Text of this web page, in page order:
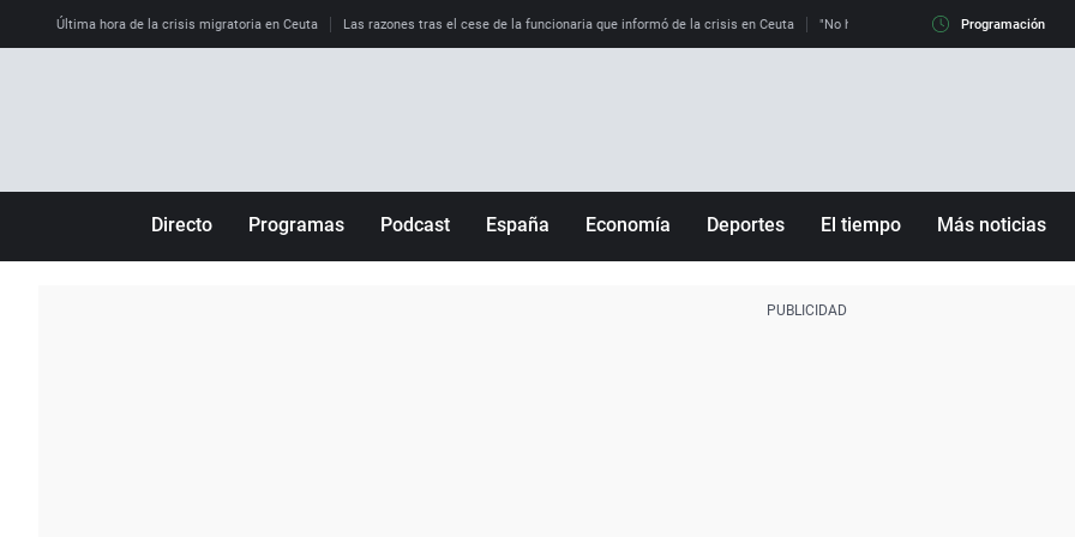
Última hora de la crisis migratoria en Ceuta Las razones tras el cese de la funcionaria que informó de la crisis en Ceuta "No hay mafias, que no nos engañen":
Programación
Directo Programas Podcast España Economía Deportes El tiempo Más noticias